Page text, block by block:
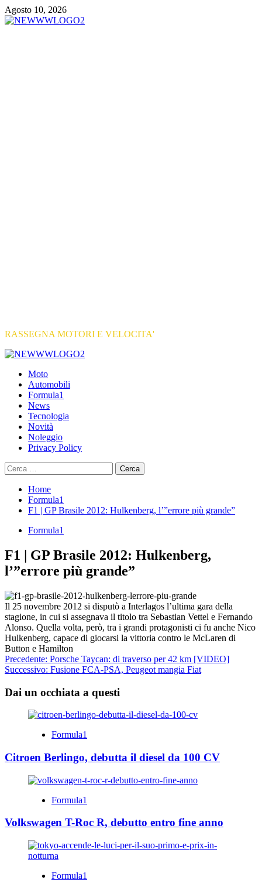
Vai
al
Agosto 10, 2026
RASSEGNA MOTORI E VELOCITA'
Primary
Moto
Automobili
Formula1
News
Tecnologia
Novità
Noleggio
Privacy Policy
Ricerca
per:
Home
Formula1
F1 | GP Brasile 2012: Hulkenberg, l’”errore più grande”
Formula1
F1 | GP Brasile 2012: Hulkenberg,
l’”errore più grande”
Il 25 novembre 2012 si disputò a Interlagos l’ultima gara della
stagione, in cui si assegnava il titolo tra Sebastian Vettel e Fernando
Alonso. Quella volta, però, tra i grandi protagonisti ci fu anche Nico
Hulkenberg, capace di giocarsi la vittoria contro le McLaren di
Button e Hamilton
Navigazione
articolo
Precedente: Porsche Taycan: di traverso per 42 km [VIDEO]
Successivo: Fusione FCA-PSA, Peugeot mangia Fiat
Dai un occhiata a questi
Formula1
Citroen Berlingo, debutta il diesel da 100 CV
Formula1
Volkswagen T-Roc R, debutto entro fine anno
Formula1